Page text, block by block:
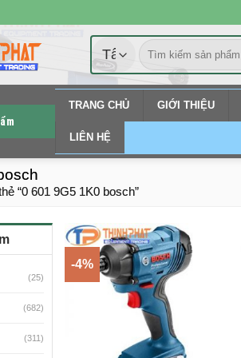
Tìm
kiếm:
TRANG CHỦ GIỚI THIỆU
LIÊN HỆ
“0 601 9G5 1K0 bosch”
(25)
(682)
(311)
-4%